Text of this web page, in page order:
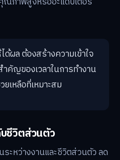
ผล ต้องสร้างความเข้าใจ
คัญของเวลาในการทำงาน
เหลือที่เหมาะสม
ชีวิตส่วนตัว
ะหว่างงานและชีวิตส่วนตัว ลด